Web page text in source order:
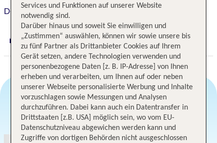
DoubleTree by Hilton Denver Cherry Creek
Digitaler und telefonischer 24/7 TUI Service
Angebotsauswahl
Services und Funktionen auf unserer Website
notwendig sind.
Darüber hinaus und soweit Sie einwilligen und
„Zustimmen“ auswählen, können wir sowie unsere bis
zu fünf Partner als Drittanbieter Cookies auf Ihrem
Gerät setzen, andere Technologien verwenden und
personenbezogene Daten [z. B. IP-Adresse] von Ihnen
erheben und verarbeiten, um Ihnen auf oder neben
unserer Webseite personalisierte Werbung und Inhalte
vorzuschlagen sowie Messungen und Analysen
durchzuführen. Dabei kann auch ein Datentransfer in
Drittstaaten [z.B. USA] möglich sein, wo vom EU-
Datenschutzniveau abgewichen werden kann und
Zugriffe von dortigen Behörden nicht ausgeschlossen